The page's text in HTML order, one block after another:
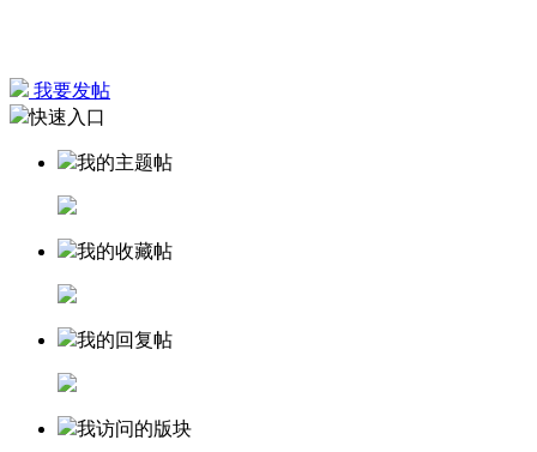
我要发帖
快速入口
我的主题帖
我的收藏帖
我的回复帖
我访问的版块